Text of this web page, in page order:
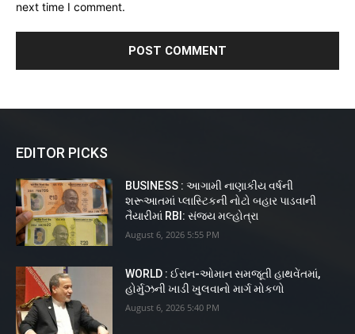
next time I comment.
EDITOR PICKS
BUSINESS : આગામી નાણાકીય વર્ષની
શરૂઆતમાં પ્લાસ્ટિકની નોટો બહાર પાડવાની
તૈયારીમાં RBI: સંજય મલ્હોત્રા
August 6, 2026 5:55 PM
WORLD : ઈરાન-ઓમાન સમજૂતી હાથવેંતમાં,
હોર્મુઝની ખાડી ખુલવાનો માર્ગ મોકળો
August 6, 2026 5:40 PM